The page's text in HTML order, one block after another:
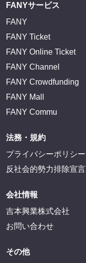
FANYサービス
FANY
FANY Ticket
FANY Online Ticket
FANY Channel
FANY Crowdfunding
FANY Mall
FANY Commu
法務・規約
プライバシーポリシー
反社会的勢力排除宣言
会社情報
吉本興業株式会社
お問い合わせ
その他